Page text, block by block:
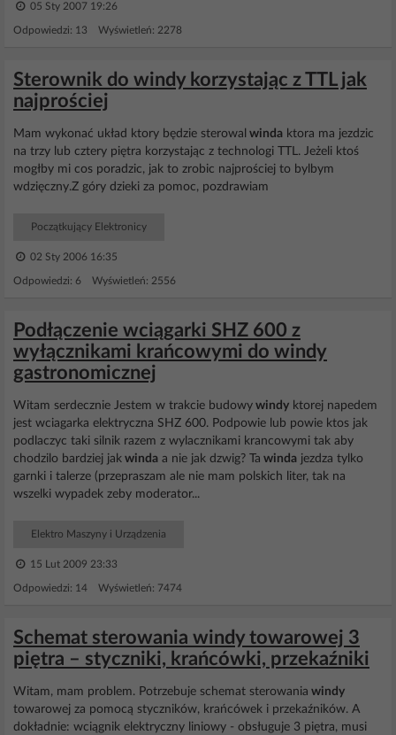
05 Sty 2007 19:26
Odpowiedzi: 13 Wyświetleń: 2278
Sterownik do windy korzystając z TTL jak
najprościej
Mam wykonać układ ktory będzie sterowal winda ktora ma jezdzic
na trzy lub cztery piętra korzystając z technologi TTL. Jeżeli ktoś
mogłby mi cos poradzic, jak to zrobic najprościej to bylbym
wdzięczny.Z góry dzieki za pomoc, pozdrawiam
Początkujący Elektronicy
02 Sty 2006 16:35
Odpowiedzi: 6 Wyświetleń: 2556
Podłączenie wciągarki SHZ 600 z
wyłącznikami krańcowymi do windy
gastronomicznej
Witam serdecznie Jestem w trakcie budowy windy ktorej napedem
jest wciagarka elektryczna SHZ 600. Podpowie lub powie ktos jak
podlaczyc taki silnik razem z wylacznikami krancowymi tak aby
chodzilo bardziej jak winda a nie jak dzwig? Ta winda jezdza tylko
garnki i talerze (przepraszam ale nie mam polskich liter, tak na
wszelki wypadek zeby moderator...
Elektro Maszyny i Urządzenia
15 Lut 2009 23:33
Odpowiedzi: 14 Wyświetleń: 7474
Schemat sterowania windy towarowej 3
piętra – styczniki, krańcówki, przekaźniki
Witam, mam problem. Potrzebuje schemat sterowania windy
towarowej za pomocą styczników, krańcówek i przekaźników. A
dokładnie: wciągnik elektryczny liniowy - obsługuje 3 piętra, musi